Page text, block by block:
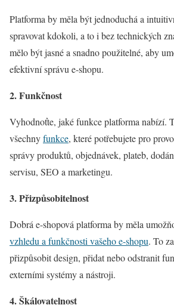
Platforma by měla být jednoduchá a
spravovat kdokoli, a to i bez technických
mělo být jasné a snadno použitelné, aby
efektivní správu e-shopu.
2. Funkčnost
Vyhodnoťte, jaké funkce platforma nabízí.
všechnyfunkce, které potřebujete pro
správy produktů, objednávek, plateb,
servisu, SEO a marketingu.
3. Přizpůsobitelnost
Dobrá e-shopová platforma by měla
vzhledu a funkčnosti vašeho e-shopu. To
přizpůsobit design, přidat nebo odstranit
externími systémy a nástroji.
4. Škálovatelnost